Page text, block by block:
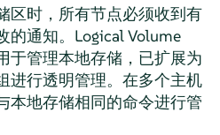
区时，所有节点必须收到有
的通知。Logical Volume
于管理本地存储，已扩展为
进行透明管理。在多个主机
本地存储相同的命令进行管